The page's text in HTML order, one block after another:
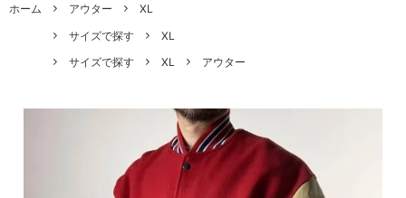
ホーム アウター
XL
サイズで探す
XL
サイズで探す
XL アウター